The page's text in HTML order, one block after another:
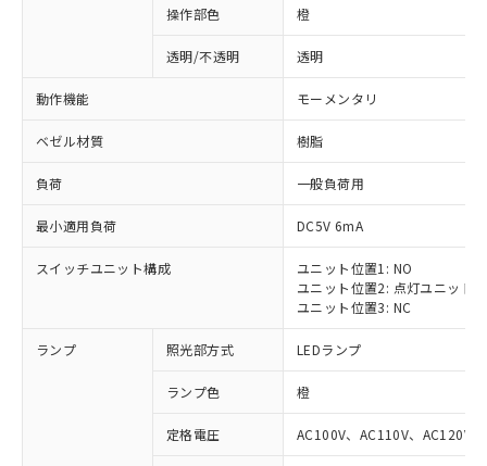
操作部色 橙
透明/不透明 透明
動作機能 モーメンタリ
ベゼル材質 樹脂
負荷 一般負荷用
最小適用負荷 DC5V 6mA
スイッチユニット構成
ユニット位置1: NO
ユニット位置2: 点灯ユニット
ユニット位置3: NC
ランプ 照光部方式 LEDランプ
ランプ色 橙
定格電圧 AC100V、AC110V、AC120V